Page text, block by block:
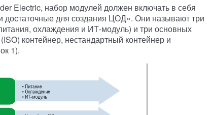
Electric, набор модулей должен включать в себя
достаточные для создания ЦОД». Они называют три
охлаждения и ИТ-модуль) и три основных
контейнер, нестандартный контейнер и
1).